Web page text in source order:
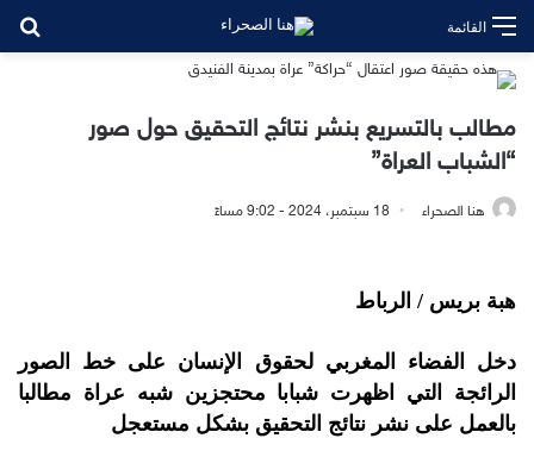
القائمة
مطالب بالتسريع بنشر نتائج التحقيق حول صور
“الشباب العراة”
هنا الصحراء 18 سبتمبر، 2024 - 9:02 مساءً
هبة بريس / الرباط
دخل الفضاء المغربي لحقوق الإنسان على خط الصور
الرائجة التي اظهرت شبابا محتجزين شبه عراة مطالبا
بالعمل على نشر نتائج التحقيق بشكل مستعجل